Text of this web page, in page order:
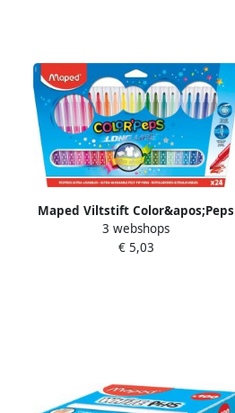
Maped Viltstift Color&apos;Peps
24 stiften in een kartonnen etui
3 webshops
€ 5,03